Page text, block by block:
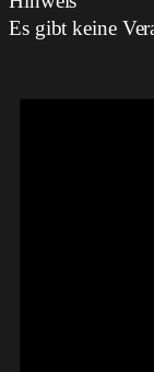
Es gibt keine